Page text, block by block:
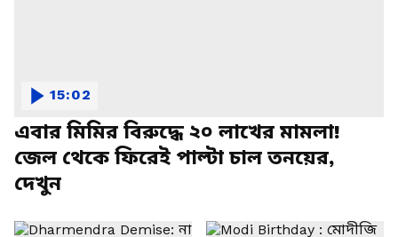
এবার মিমির বিরুদ্ধে ২০ লাখের মামলা!
জেল থেকে ফিরেই পাল্টা চাল তনয়ের,
দেখুন
15:02